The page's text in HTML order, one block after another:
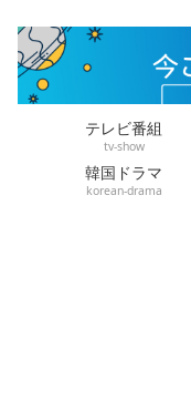
テレビ番組
tv-show
韓国ドラマ
korean-drama